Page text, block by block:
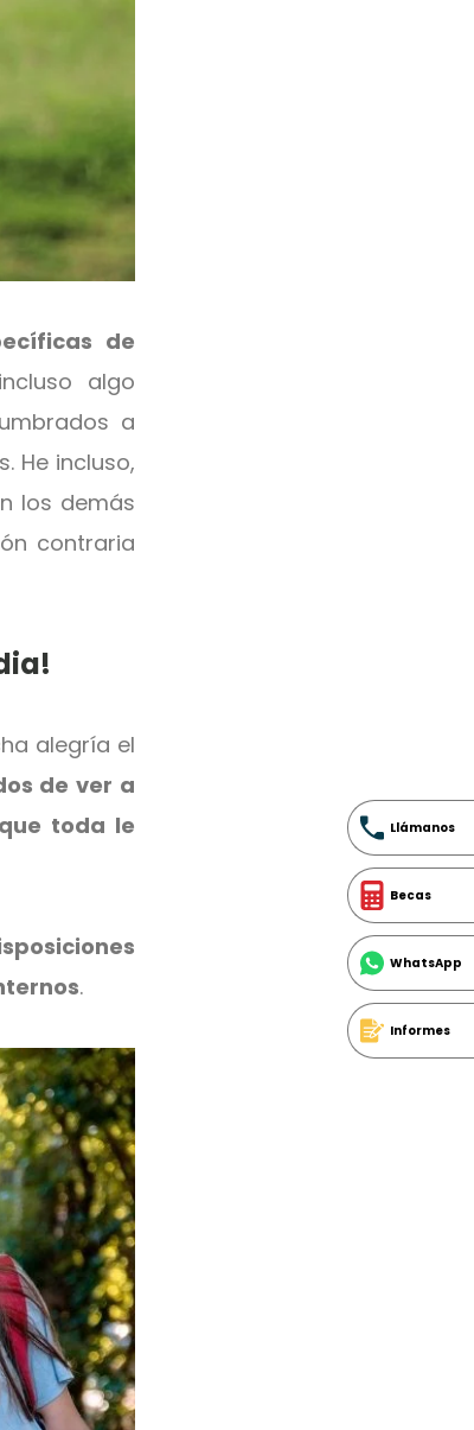
de
algo
a
He incluso,
los demás
contraria
alegría el
de ver a
toda le
.
Llámanos
Becas
WhatsApp
Informes